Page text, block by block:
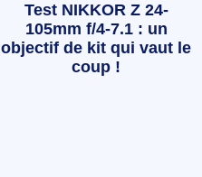
Test NIKKOR Z 24-
105mm f/4-7.1 : un
objectif de kit qui vaut le
coup !